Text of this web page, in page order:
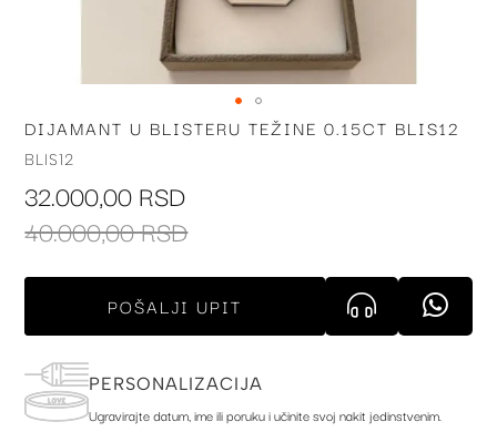
Skip
the
beginning
the
gallery
DIJAMANT U BLISTERU TEŽINE 0.15CT BLIS12
BLIS12
32.000,00 RSD
40.000,00 RSD
POŠALJI UPIT
PERSONALIZACIJA
Ugravirajte datum, ime ili poruku i učinite svoj nakit jedinstvenim.